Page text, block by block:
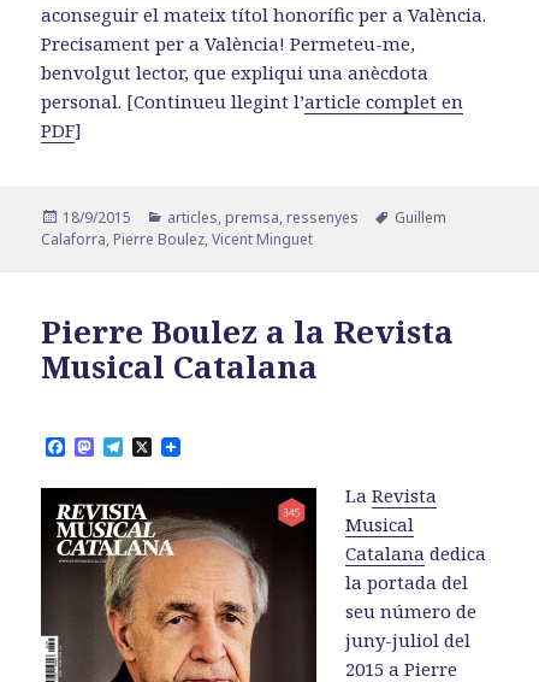
aconseguir el mateix títol honorífic per a València.
Precisament per a València! Permeteu-me,
benvolgut lector, que expliqui una anècdota
personal. [Continueu llegint l’article complet en
PDF]
Publicat
el
18/9/2015 Categories
articles, premsa, ressenyes Etiquetes
Guillem
Calaforra, Pierre Boulez,Vicent Minguet
Pierre Boulez a la Revista
Musical Catalana
F
c
e
b
o
o
M
s
t
o
d
o
n
T
l
e
g
r
a
m
X
LaRevista
Musical
Catalana dedica
la portada del
seu número de
juny-juliol del
2015 a Pierre